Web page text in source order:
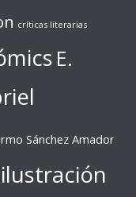
críticas literarias
E.
Sánchez Amador
ilustración